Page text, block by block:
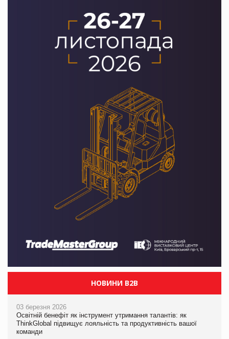
НОВИНИ B2B
03 березня 2026
Освітній бенефіт як інструмент утримання талантів: як
ThinkGlobal підвищує лояльність та продуктивність вашої
команди